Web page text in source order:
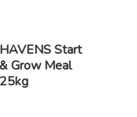
HAVENS Start
& Grow Meal
25kg